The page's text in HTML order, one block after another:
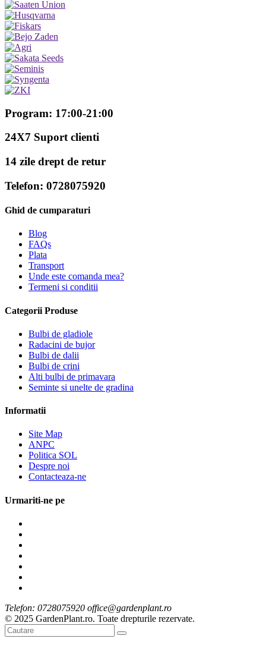
15,99 lei.
Program: 17:00-21:00
24X7 Suport clienti
14 zile drept de retur
Telefon: 0728075920
Ghid de cumparaturi
Blog
FAQs
Plata
Transport
Unde este comanda mea?
Termeni si conditii
Categorii Produse
Bulbi de gladiole
Radacini de bujor
Bulbi de dalii
Bulbi de crini
Alti bulbi de primavara
Seminte si unelte de gradina
Informatii
Site Map
ANPC
Politica SOL
Despre noi
Contacteaza-ne
Urmariti-ne pe
Telefon: 0728075920 office@gardenplant.ro
© 2025 GardenPlant.ro. Toate drepturile rezervate.